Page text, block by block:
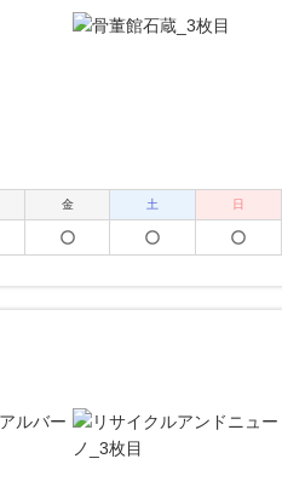
金 土 日